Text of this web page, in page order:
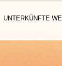
UNTERKÜNFTE